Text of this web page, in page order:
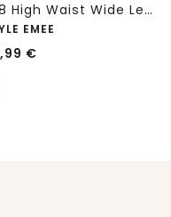
7/8 High Waist Wide Leg Jeans im Loose Fit
EMEE
€